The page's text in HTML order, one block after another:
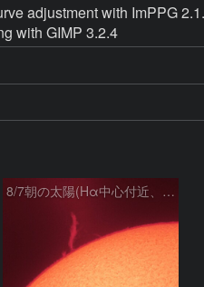
adjustment with ImPPG
with GIMP 3.2.4
8/7朝の太陽(Hα中心付近、プロミネンス)